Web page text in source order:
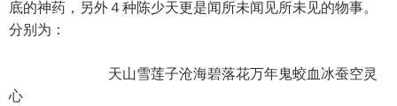
底的神药，另外４种陈少天更是闻所未闻见所未见的物事。
分别为：
天山雪莲子沧海碧落花万年鬼蛟血冰蚕空灵
心